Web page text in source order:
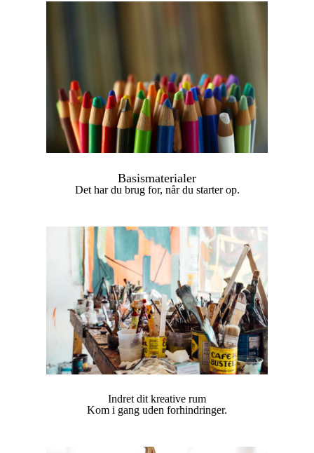
Basismaterialer
Det har du brug for, når du starter op.
Indret dit kreative rum
Kom i gang uden forhindringer.